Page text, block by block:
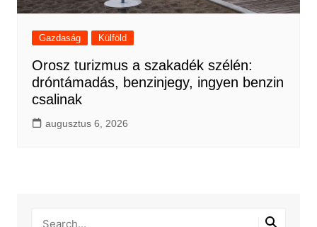
Gazdaság Külföld
Orosz turizmus a szakadék szélén:
dróntámadás, benzinjegy, ingyen benzin
csalinak
augusztus 6, 2026